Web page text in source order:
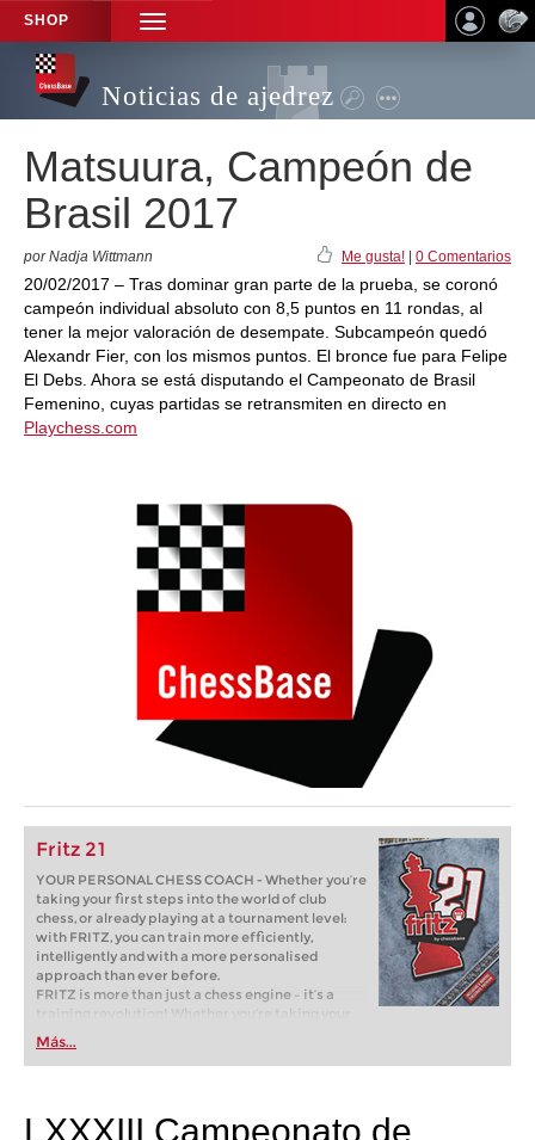
SHOP
TOGGLE
NAVIGATION
Noticias de ajedrez
Matsuura, Campeón de
Brasil 2017
por Nadja Wittmann Me gusta! 0 Comentarios
20/02/2017 – Tras dominar gran parte de la prueba, se coronó
campeón individual absoluto con 8,5 puntos en 11 rondas, al
tener la mejor valoración de desempate. Subcampeón quedó
Alexandr Fier, con los mismos puntos. El bronce fue para Felipe
El Debs. Ahora se está disputando el Campeonato de Brasil
Femenino, cuyas partidas se retransmiten en directo en
Playchess.com
Fritz 21
YOUR PERSONAL CHESS COACH - Whether you’re
taking your first steps into the world of club
chess, or already playing at a tournament level:
with FRITZ, you can train more efficiently,
intelligently and with a more personalised
approach than ever before.
FRITZ is more than just a chess engine – it’s a
training revolution! Whether you’re taking your
first steps into the world of club chess, or already
playing at a tournament level: with FRITZ, you can
train more efficiently, intelligently and with a
Más...
LXXXIII Campeonato de